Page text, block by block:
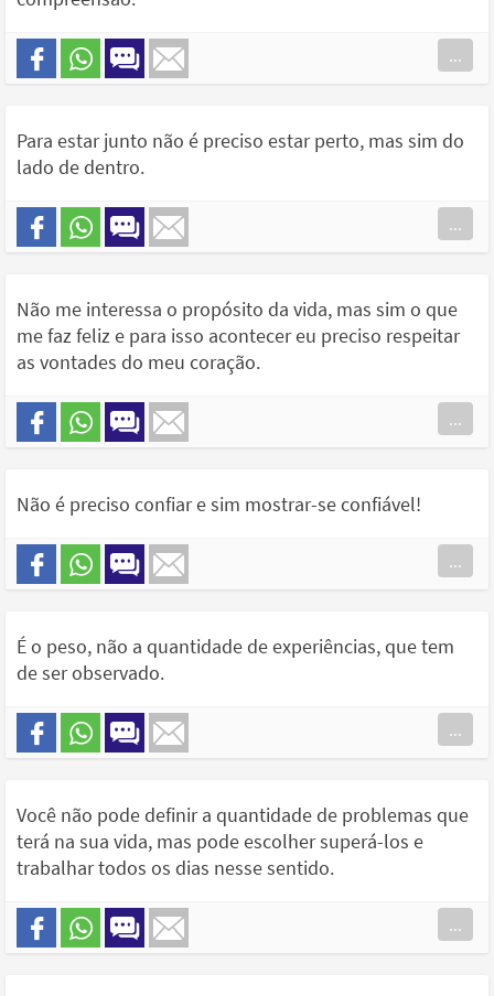
...
Para estar junto não é preciso estar perto, mas sim do
lado de dentro.
...
Não me interessa o propósito da vida, mas sim o que
me faz feliz e para isso acontecer eu preciso respeitar
as vontades do meu coração.
...
Não é preciso confiar e sim mostrar-se confiável!
...
É o peso, não a quantidade de experiências, que tem
de ser observado.
...
Você não pode definir a quantidade de problemas que
terá na sua vida, mas pode escolher superá-los e
trabalhar todos os dias nesse sentido.
...